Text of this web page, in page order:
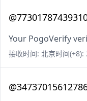
Your PogoVerify
接收时间: 北京时间